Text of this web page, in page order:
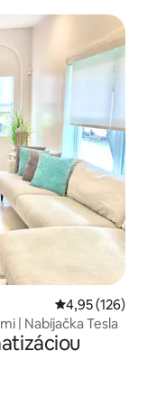
Priemerné
4,95 (126)
| Nabíjačka Tesla